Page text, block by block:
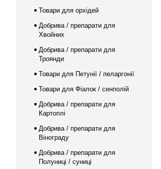
Товари для орхідей
Добрива / препарати для
Хвойних
Добрива / препарати для
Троянди
Товари для Петунії / пеларгонії
Товари для Фіалок / сенполій
Добрива / препарати для
Картоплі
Добрива / препарати для
Вінограду
Добрива / препарати для
Полуниці / суниці